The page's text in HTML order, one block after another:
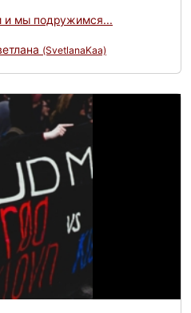
и мы подружимся...
(SvetlanaKaa)